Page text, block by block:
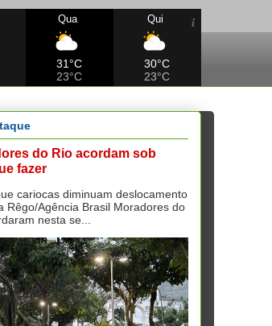
Qua
31°C
23°C
Qui
30°C
23°C
do Rio acordam sob
fazer
cariocas diminuam deslocamento
Rêgo/Agência Brasil Moradores do
nesta se...